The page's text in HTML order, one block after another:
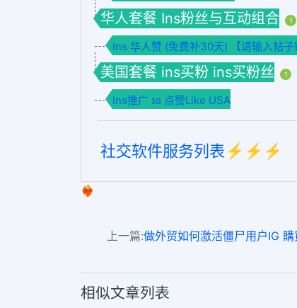
华人套餐 Ins粉丝与互动组合 1
Ins 华人赞 (免费补30天) 【请输入帖子
美国套餐 ins买粉 ins买粉丝 1
Ins推广 ɪɢ 点赞Like USA
社交软件服务列表⚡️⚡️⚡️
❤️‍🔥
上一篇:做外贸如何激活僵尸用户IG
相似文章列表